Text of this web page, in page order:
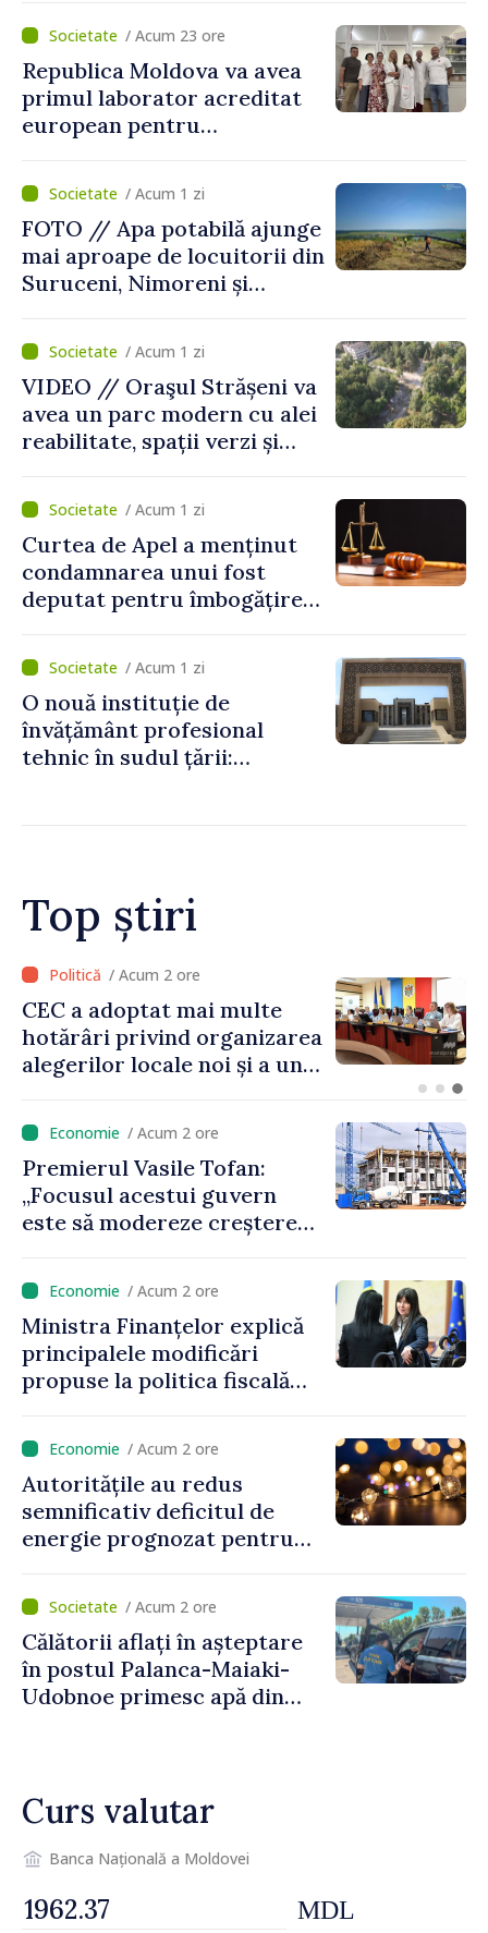
/ Acum 23 ore
Republica Moldova va avea
primul laborator acreditat
european pentru
viței-de-vie
/ Acum 1 zi
FOTO // Apa potabilă ajunge
mai aproape de locuitorii din
Suruceni, Nimoreni și
/ Acum 1 zi
VIDEO // Oraşul Strășeni va
avea un parc modern cu alei
reabilitate, spații verzi și
/ Acum 1 zi
Curtea de Apel a menținut
condamnarea unui fost
deputat pentru îmbogățire
statului peste 2,4 milioane
de lei
/ Acum 1 zi
O nouă instituție de
învățământ profesional
tehnic în sudul țării:
Top știri
/ Acum 2 ore
Prim-ministrul Vasile Tofan
a discutat cu omologul său
bulgar, Rumen Radev
/ Acum 2 ore
Premierul Vasile Tofan:
„Focusul acestui guvern
este să modereze creșterea
/ Acum 2 ore
Ministra Finanțelor explică
principalele modificări
propuse la politica fiscală
venit
/ Acum 2 ore
Autoritățile au redus
semnificativ deficitul de
energie prognozat pentru
/ Acum 2 ore
Călătorii aflați în așteptare
în postul Palanca-Maiaki-
Udobnoe primesc apă din
Curs valutar
Banca Națională a Moldovei
MDL